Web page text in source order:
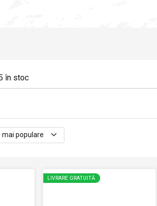
în stoc
LIVRARE GRATUITĂ